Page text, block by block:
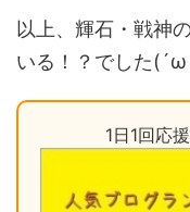
以上、輝石・戦神
いる！？でした(´ω
1日1回応